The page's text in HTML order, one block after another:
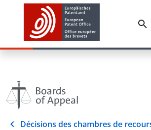
Décisions des chambres de